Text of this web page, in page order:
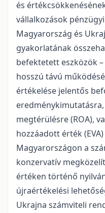
és
vállalkozások
Magyarország és
gyakorlatának
befektetett eszközök
hosszú távú
értékelése jelentős
megtérülésre (ROA),
hozzáadott érték
Magyarországon a
konzervatív
értéken történő
újraértékelési
Ukrajna számviteli